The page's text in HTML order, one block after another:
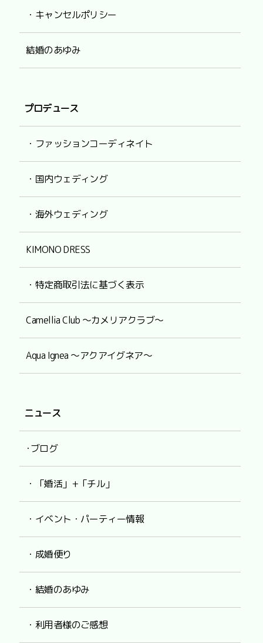
・キャンセルポリシー
結婚のあゆみ
プロデュース
・ファッションコーディネイト
・国内ウェディング
・海外ウェディング
KIMONO DRESS
・特定商取引法に基づく表示
Camellia Club ～カメリアクラブ～
Aqua Ignea ～アクアイグネア～
ニュース
･ブログ
・「婚活」+「チル」
・イベント・パーティー情報
・成婚便り
・結婚のあゆみ
・利用者様のご感想